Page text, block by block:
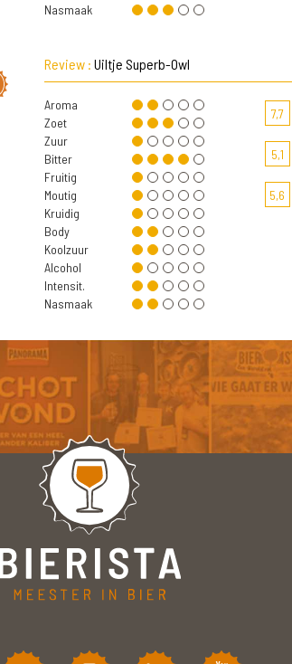
Nasmaak
Review : Uiltje Superb-Owl
Aroma
Zoet
Zuur
Bitter
Fruitig
Moutig
Kruidig
Body
Koolzuur
Alcohol
Intensit.
Nasmaak
7,7
5,1
5,6